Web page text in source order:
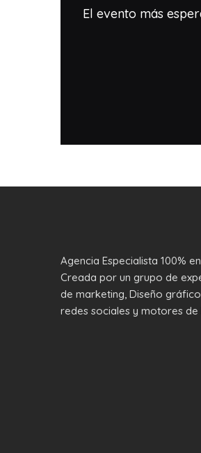
El evento más
Agencia Especialista 100%
Creada por un grupo de
de marketing, Diseño
redes sociales y motores de